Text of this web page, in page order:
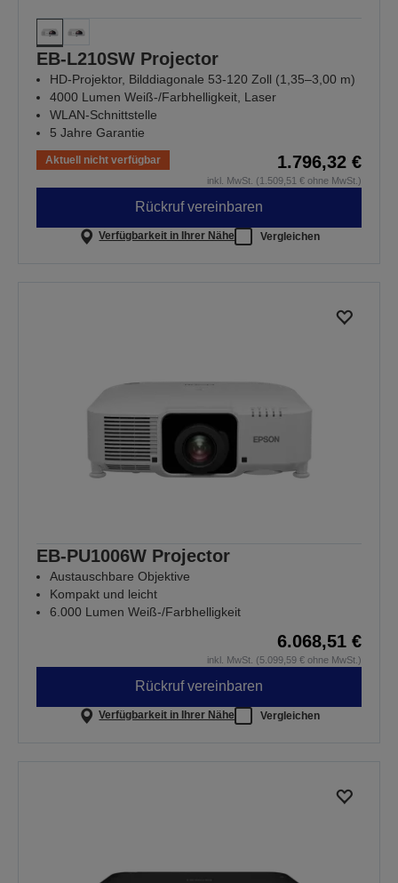
EB-L210SW Projector
HD-Projektor, Bilddiagonale 53-120 Zoll (1,35–3,00 m)
4000 Lumen Weiß-/Farbhelligkeit, Laser
WLAN-Schnittstelle
5 Jahre Garantie
Aktuell nicht verfügbar 1.796,32 €
inkl. MwSt. (1.509,51 € ohne MwSt.)
Rückruf vereinbaren
Verfügbarkeit in Ihrer Nähe Vergleichen
EB-PU1006W Projector
Austauschbare Objektive
Kompakt und leicht
6.000 Lumen Weiß-/Farbhelligkeit
6.068,51 €
inkl. MwSt. (5.099,59 € ohne MwSt.)
Rückruf vereinbaren
Verfügbarkeit in Ihrer Nähe Vergleichen